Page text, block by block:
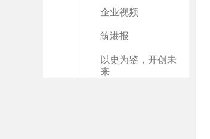
企业视频
筑港报
以史为鉴，开创未
来